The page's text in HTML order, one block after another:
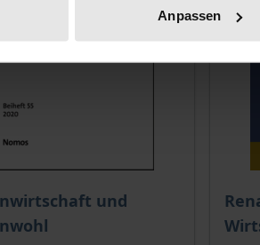
Anpassen
und
depends on the options chosen on
The